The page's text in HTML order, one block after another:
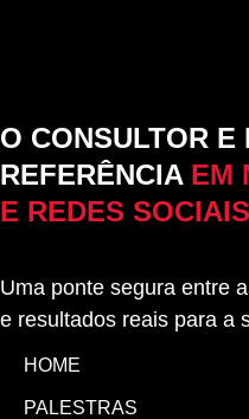
O CONSULTOR E
REFERÊNCIA EM
E REDES
Uma ponte segura entre
e resultados reais para a
HOME
PALESTRAS